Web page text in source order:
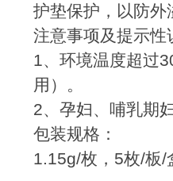
护垫保护，以防外
注意事项及提示性
1、环境温度超过
用）。
2、孕妇、哺乳期
包装规格：
1.15g/枚，5枚/板/